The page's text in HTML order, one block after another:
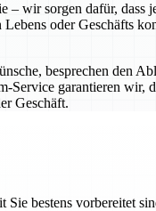
wir sorgen dafür,
oder
besprechen den
garantieren
Geschäft.
bestens vorbereitet